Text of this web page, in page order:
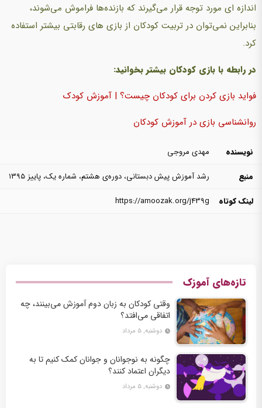
اندازه ای مورد توجه قرار می‌گیرند که بازنده‌ها فراموش می‌شوند،
بنابراین نمی‌توان در تربیت کودکان از بازی‌ های رقابتی بیشتر استفاده
کرد.
در رابطه با بازی کودکان بیشتر بخوانید:
فواید بازی کردن برای کودکان چیست؟ | آموزش کودک
روانشناسی بازی در آموزش کودکان
نویسنده
مهدی مروجی
منبع
رشد آموزش پیش دبستانی، دوره‌ی هشتم، شماره یک، پاییز ۱۳۹۵
لینک کوتاه
https://amoozak.org/j439g
تازه‌های آموزک
وقتی کودکان به زبان دوم آموزش می‌بینند، چه
اتفاقی می‌افتد؟
دوشنبه, ۵ مرداد
چگونه به نوجوانان و جوانان کمک کنیم تا به
دیگران اعتماد کنند؟
دوشنبه, ۵ مرداد